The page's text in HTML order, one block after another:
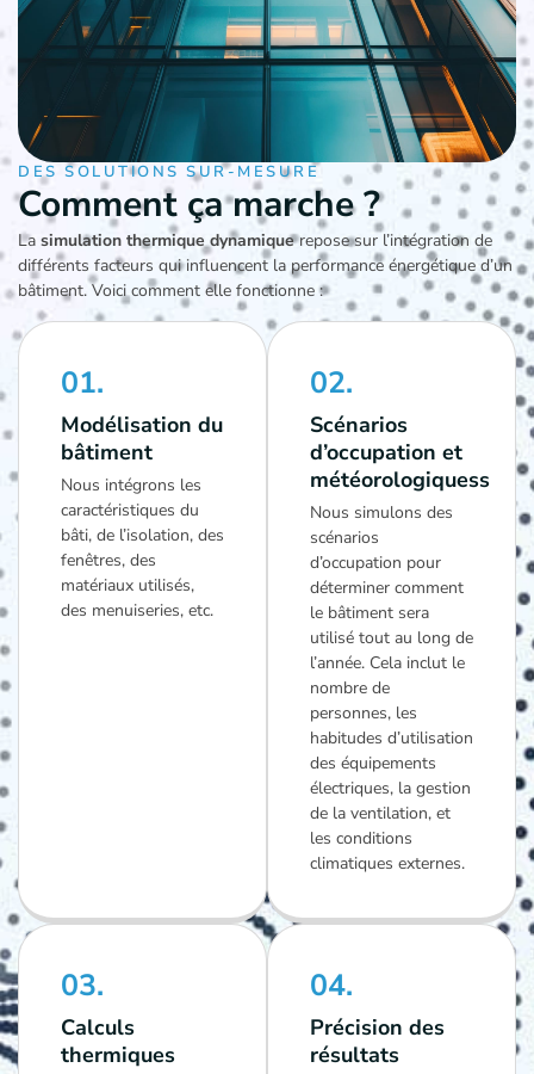
DES SOLUTIONS SUR-MESURE
Comment ça marche ?
La simulation thermique dynamiquerepose sur l’intégration de
différents facteurs qui influencent la performance énergétique d’un
bâtiment. Voici comment elle fonctionne :
01.
Modélisation du
bâtiment
Nous intégrons les
caractéristiques du
bâti, de l’isolation, des
fenêtres, des
matériaux utilisés,
des menuiseries, etc.
02.
Scénarios
d’occupation et
météorologiquess
Nous simulons des
scénarios
d’occupation pour
déterminer comment
le bâtiment sera
utilisé tout au long de
l’année. Cela inclut le
nombre de
personnes, les
habitudes d’utilisation
des équipements
électriques, la gestion
de la ventilation, et
les conditions
climatiques externes.
03.
Calculs
thermiques
04.
Précision des
résultats